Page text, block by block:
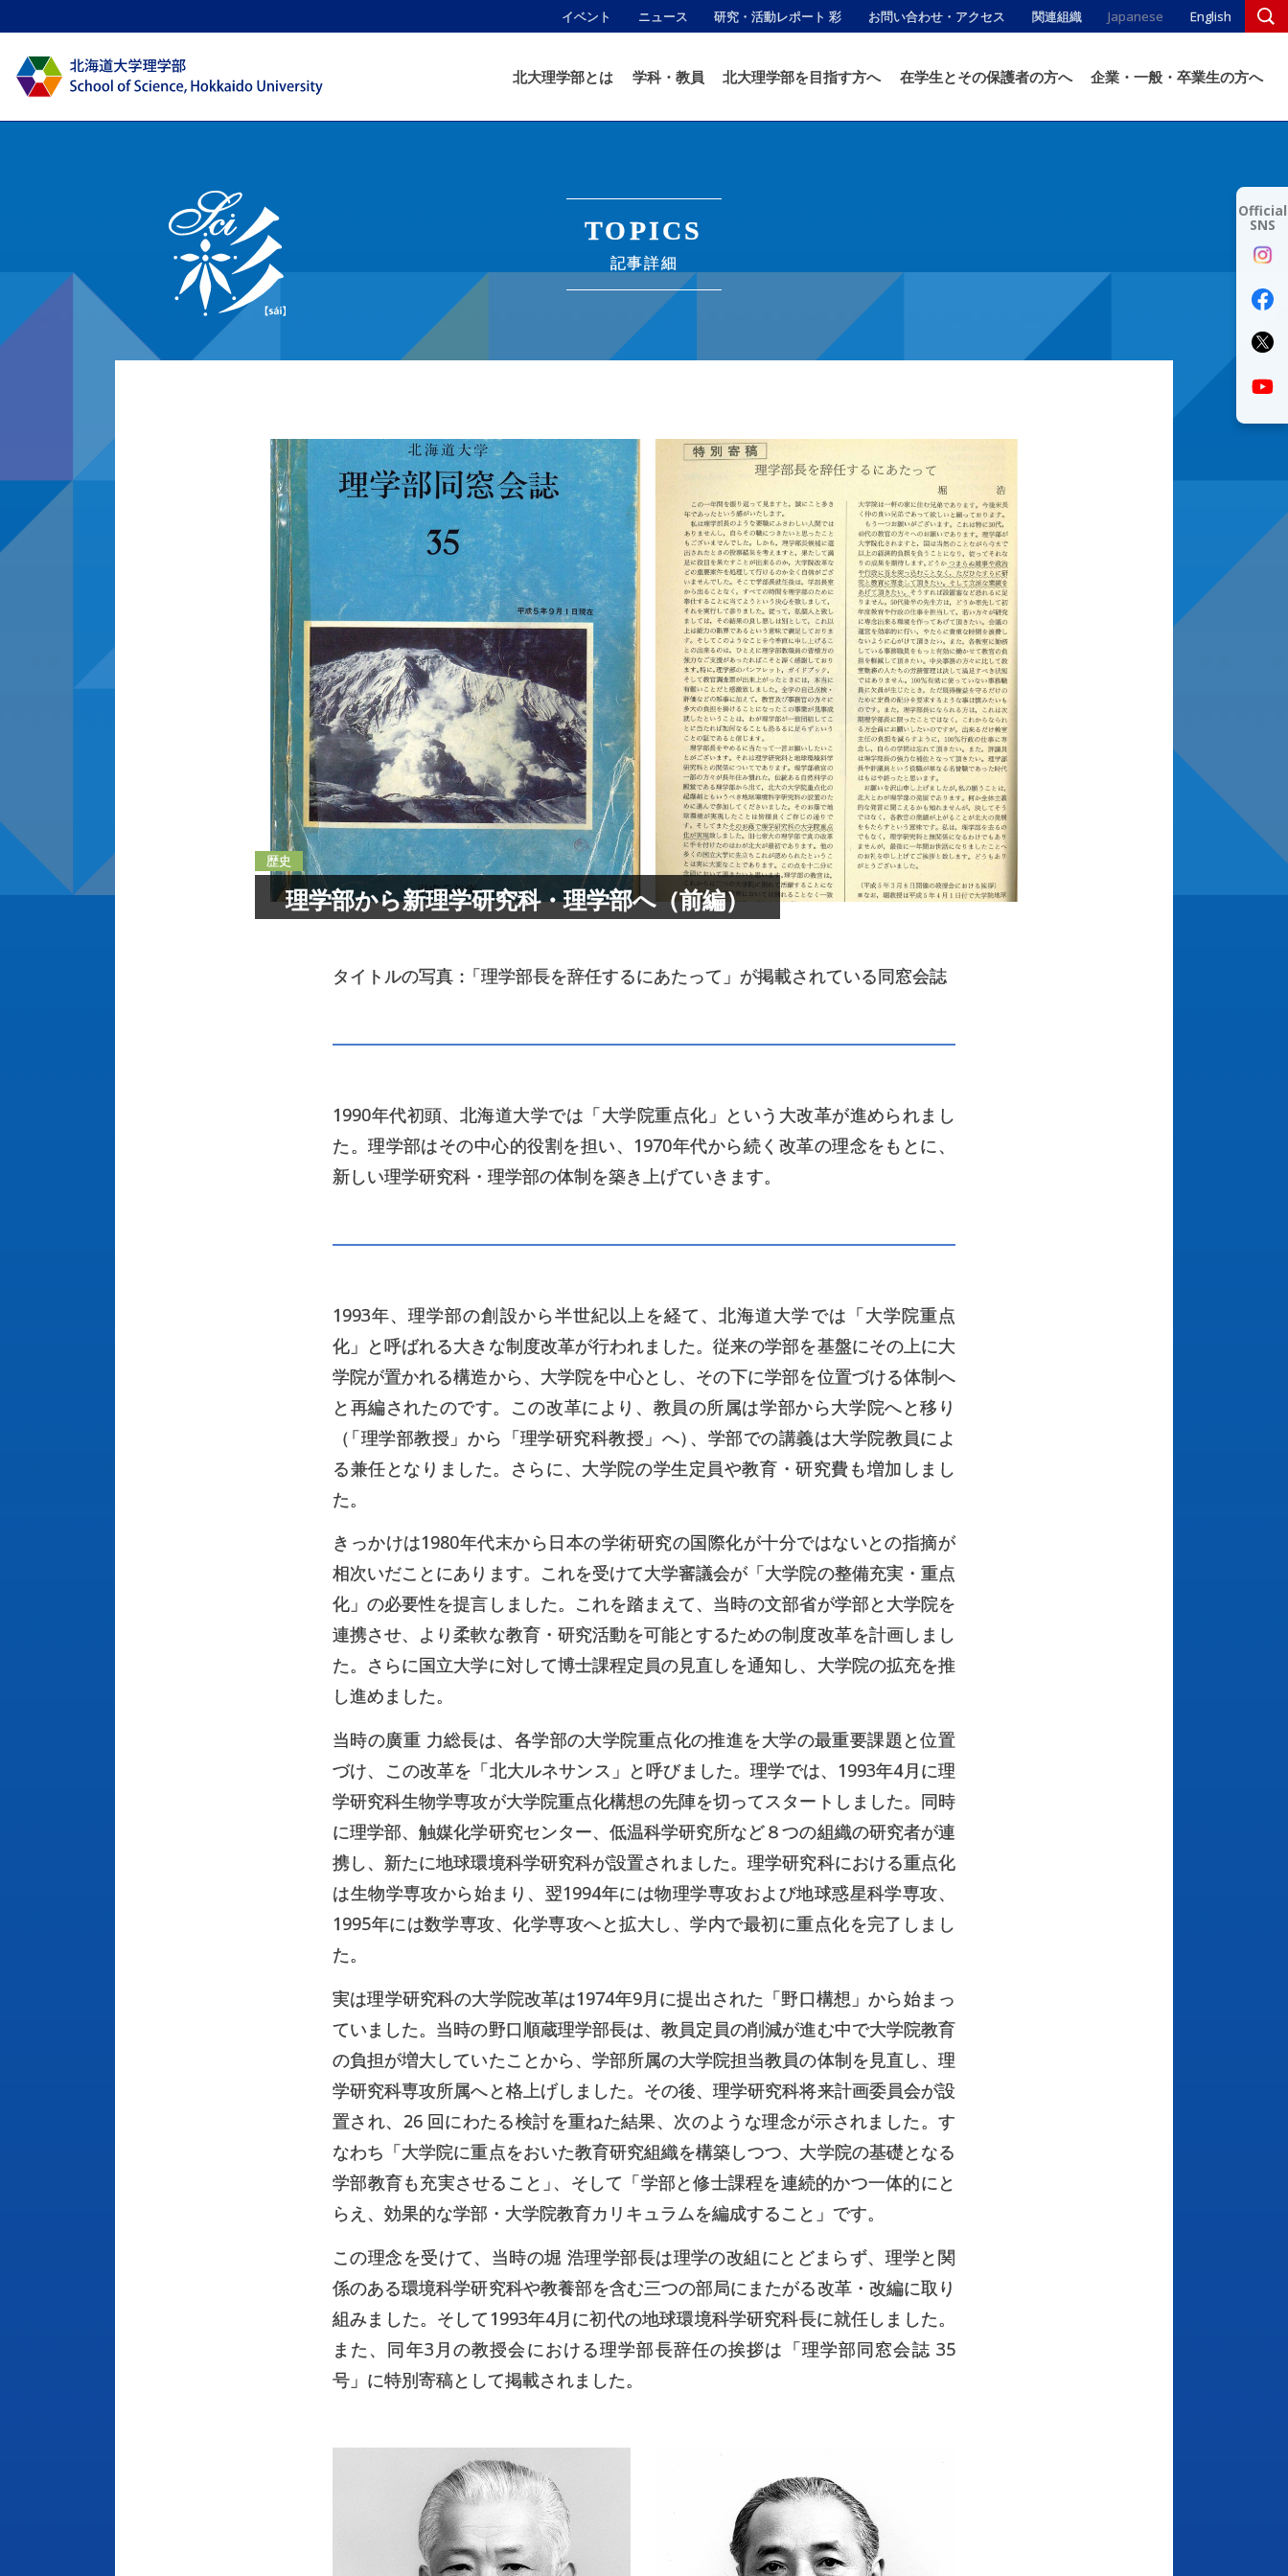
イベント ニュース 研究・活動レポート 彩 お問い合わせ・アクセス 関連組織 Japanese English
北大理学部とは 学科・教員 北大理学部を目指す方へ 在学生とその保護者の方へ 企業・一般・卒業生の方へ
TOPICS
記事詳細
歴史
理学部から新理学研究科・理学部へ（前編）
タイトルの写真 ：「理学部長を辞任するにあたって」が掲載されている同窓会誌
1990年代初頭、北海道大学では「大学院重点化」という大改革が進められまし
た。理学部はその中心的役割を担い、1970年代から続く改革の理念をもとに、
新しい理学研究科・理学部の体制を築き上げていきます。
1993年、理学部の創設から半世紀以上を経て、北海道大学では「大学院重点
化」と呼ばれる大きな制度改革が行われました。従来の学部を基盤にその上に大
学院が置かれる構造から、大学院を中心とし、その下に学部を位置づける体制へ
と再編されたのです。この改革により、教員の所属は学部から大学院へと移り
（「理学部教授」から「理学研究科教授」へ） 、学部での講義は大学院教員によ
る兼任となりました。さらに、大学院の学生定員や教育・研究費も増加しまし
た。
きっかけは1980年代末から日本の学術研究の国際化が十分ではないとの指摘が
相次いだことにあります。これを受けて大学審議会が「大学院の整備充実・重点
化」の必要性を提言しました。これを踏まえて、当時の文部省が学部と大学院を
連携させ、より柔軟な教育・研究活動を可能とするための制度改革を計画しまし
た。さらに国立大学に対して博士課程定員の見直しを通知し、大学院の拡充を推
し進めました。
当時の廣重 力総長は、各学部の大学院重点化の推進を大学の最重要課題と位置
づけ、この改革を「北大ルネサンス」と呼びました。理学では、1993年4月に理
学研究科生物学専攻が大学院重点化構想の先陣を切ってスタートしました。同時
に理学部、触媒化学研究センター、低温科学研究所など８つの組織の研究者が連
携し、新たに地球環境科学研究科が設置されました。理学研究科における重点化
は生物学専攻から始まり、翌1994年には物理学専攻および地球惑星科学専攻、
1995年には数学専攻、化学専攻へと拡大し、学内で最初に重点化を完了しまし
た。
実は理学研究科の大学院改革は1974年9月に提出された「野口構想」から始まっ
ていました。当時の野口順蔵理学部長は、教員定員の削減が進む中で大学院教育
の負担が増大していたことから、学部所属の大学院担当教員の体制を見直し、理
学研究科専攻所属へと格上げしました。その後、理学研究科将来計画委員会が設
置され、26 回にわたる検討を重ねた結果、次のような理念が示されました。す
なわち「大学院に重点をおいた教育研究組織を構築しつつ、大学院の基礎となる
学部教育も充実させること 」、そして「学部と修士課程を連続的かつ一体的にと
らえ、効果的な学部・大学院教育カリキュラムを編成すること」です。
この理念を受けて、当時の堀 浩理学部長は理学の改組にとどまらず、理学と関
係のある環境科学研究科や教養部を含む三つの部局にまたがる改革・改編に取り
組みました。そして1993年4月に初代の地球環境科学研究科長に就任しました。
また、同年3月の教授会における理学部長辞任の挨拶は「理学部同窓会誌 35
号」に特別寄稿として掲載されました。
Official
SNS